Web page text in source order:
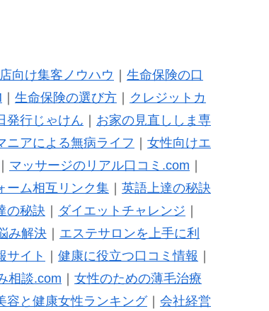
向け集客ノウハウ
生命保険の口
生命保険の選び方｜
クレジットカ
発行じゃけん
お家の見直ししま専
ニアによる無病ライフ
女性向けエ
マッサージのリアル口コミ.com
ーム相互リンク集｜ 英語上達の秘訣
の秘訣 ダイエットチャレンジ
み解決｜ エステサロンを上手に利
サイト
健康に役立つ口コミ情報
相談.com
女性のための薄毛治療
容と健康女性ランキング｜ 会社経営